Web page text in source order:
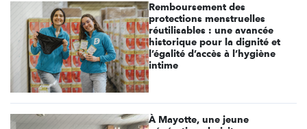
Remboursement des
protections menstruelles
réutilisables : une avancée
historique pour la dignité et
l’égalité d’accès à l’hygiène
intime
À Mayotte, une jeune